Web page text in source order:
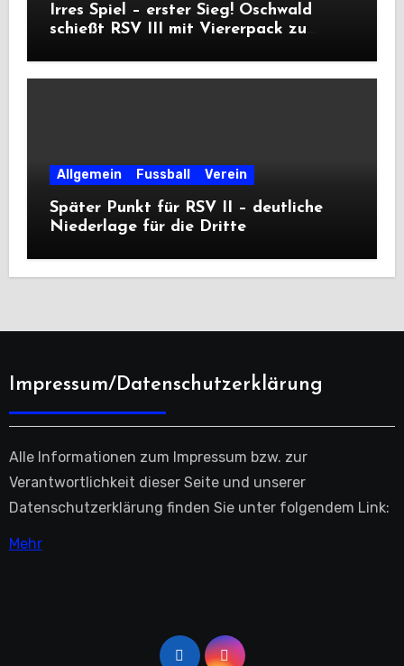
Irres Spiel – erster Sieg! Oschwald
schießt RSV III mit Viererpack zu
Allgemein Fussball Verein
Später Punkt für RSV II – deutliche
Niederlage für die Dritte
Impressum/Datenschutzerklärung
Alle Informationen zum Impressum bzw. zur
Verantwortlichkeit dieser Seite und unserer
Datenschutzerklärung finden Sie unter folgendem Link:
Mehr